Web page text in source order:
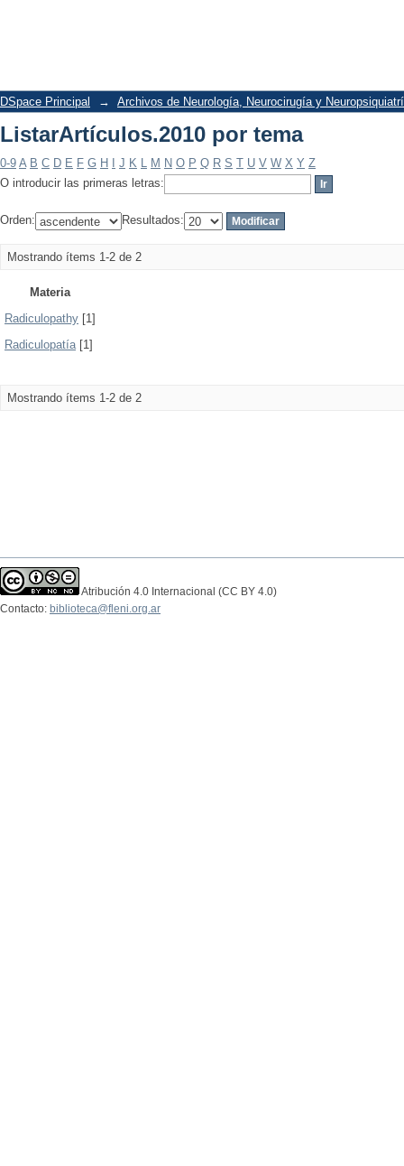
DSpace Principal → Archivos de Neurología, Neurocirugía y
ListarArtículos.2010 por tema
0-9 A B C D E F G H J K L M N O P Q R S T U V W X Y Z
O introducir las primeras letras:
Orden: Resultados:
Mostrando ítems 1-2 de 2
Materia
Radiculopathy [1]
Radiculopatía[1]
Mostrando ítems 1-2 de 2
Atribución 4.0 Internacional (CC BY 4.0)
Contacto: biblioteca@fleni.org.ar